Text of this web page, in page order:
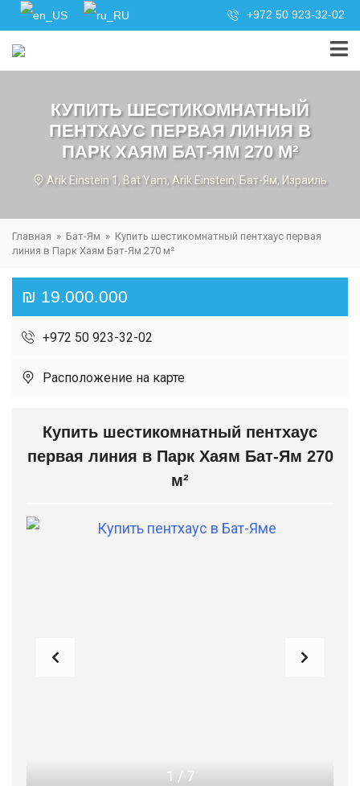
+972 50 923-32-02
КУПИТЬ ШЕСТИКОМНАТНЫЙ
ПЕНТХАУС ПЕРВАЯ ЛИНИЯ В
ПАРК ХАЯМ БАТ-ЯМ 270 М²
Arik Einstein 1, Bat Yam, Arik Einstein, Бат-Ям, Израиль
Главная » Бат-Ям » Купить шестикомнатный пентхаус первая
линия в Парк Хаям Бат-Ям 270 м²
₪ 19.000.000
+972 50 923-32-02
Расположение на карте
Купить шестикомнатный пентхаус
первая линия в Парк Хаям Бат-Ям 270
м²
1 / 7